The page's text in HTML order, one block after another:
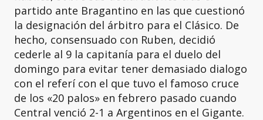
partido ante Bragantino en las que cuestionó
la designación del árbitro para el Clásico. De
hecho, consensuado con Ruben, decidió
cederle al 9 la capitanía para el duelo del
domingo para evitar tener demasiado dialogo
con el referí con el que tuvo el famoso cruce
de los «20 palos» en febrero pasado cuando
Central venció 2-1 a Argentinos en el Gigante.